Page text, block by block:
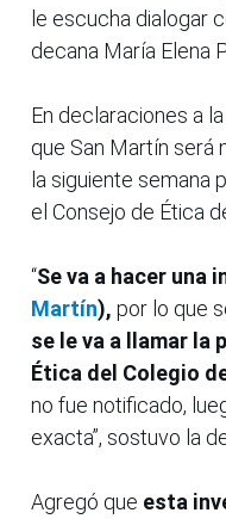
le escucha dialogar
decana María Elena
En declaraciones a la
que San Martín será
la siguiente semana
el Consejo de Ética
“Se va a hacer una
Martín), por lo que
se le va a llamar la
Ética del Colegio
no fue notificado,
exacta”, sostuvo la
Agregó que esta